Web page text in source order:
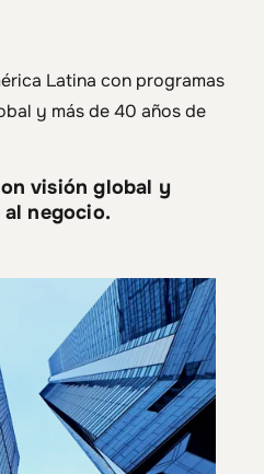
Latina con programas
y más de 40 años de
visión global y
negocio.